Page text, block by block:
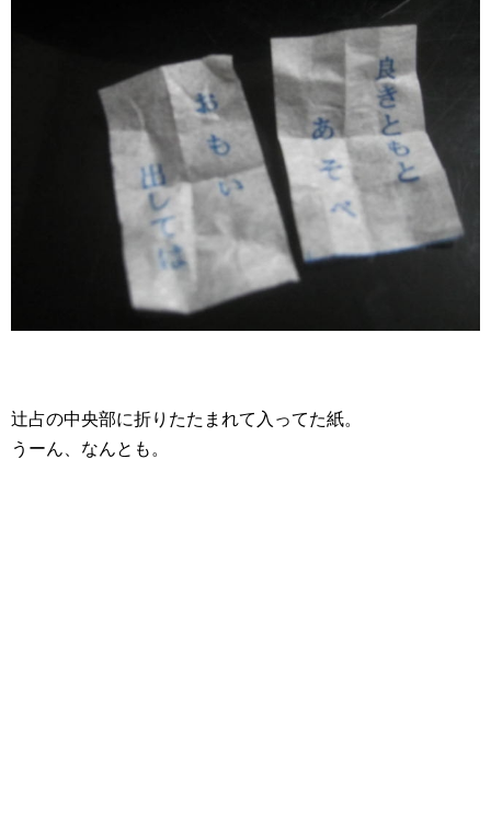
辻占の中央部に折りたたまれて入ってた紙。
うーん、なんとも。